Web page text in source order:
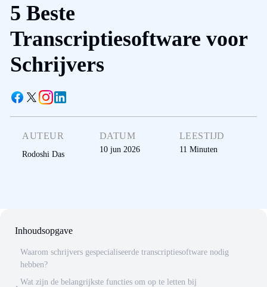
5 Beste
Transcriptiesoftware voor
Schrijvers
AUTEUR
Rodoshi Das
DATUM
10 jun 2026
LEESTIJD
11 Minuten
Inhoudsopgave
Waarom schrijvers gespecialiseerde transcriptiesoftware nodig
hebben?
Wat zijn de belangrijkste functies om op te letten bij